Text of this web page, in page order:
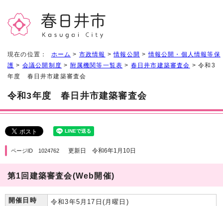
現在の位置： ホーム > 市政情報 >情報公開 >情報公開・個人情報等保
護 > 会議公開制度 > 附属機関等一覧表 > 春日井市建築審査会 > 令和3
年度 春日井市建築審査会
令和3年度 春日井市建築審査会
ページID 1024762 更新日 令和6年1月10日
第1回建築審査会(Web開催)
開催日時
令和3年5月17日(月曜日)